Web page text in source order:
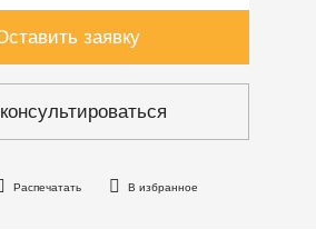
Распечатать В избранное
заявку